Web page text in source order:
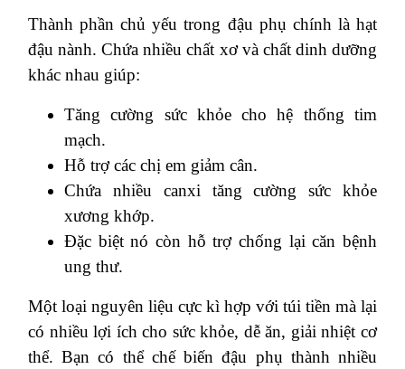
Thành phần chủ yếu trong đậu phụ chính là hạt
đậu nành. Chứa nhiều chất xơ và chất dinh dưỡng
khác nhau giúp:
Tăng cường sức khỏe cho hệ thống tim
mạch.
Hỗ trợ các chị em giảm cân.
Chứa nhiều canxi tăng cường sức khỏe
xương khớp.
Đặc biệt nó còn hỗ trợ chống lại căn bệnh
ung thư.
Một loại nguyên liệu cực kì hợp với túi tiền mà lại
có nhiều lợi ích cho sức khỏe, dễ ăn, giải nhiệt cơ
thể. Bạn có thể chế biến đậu phụ thành nhiều